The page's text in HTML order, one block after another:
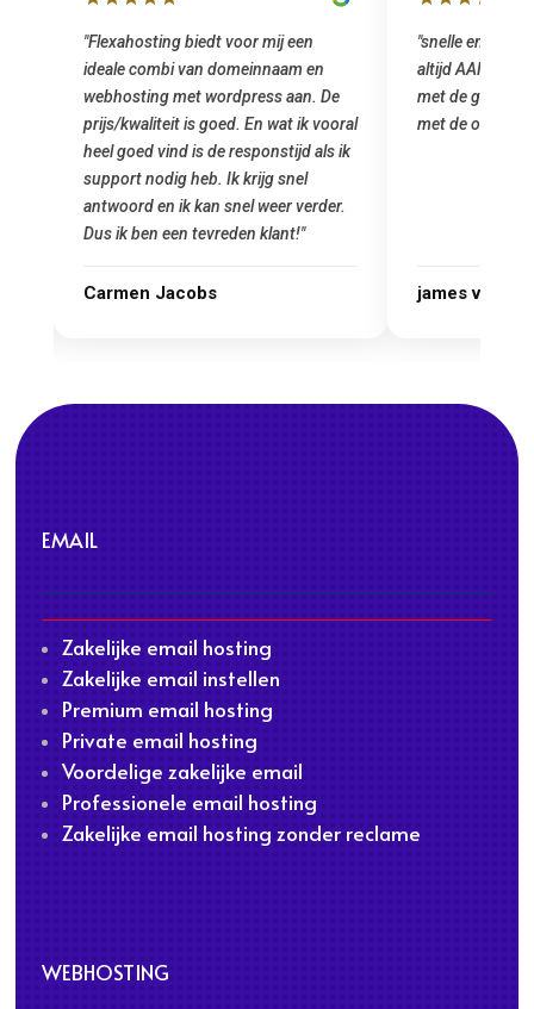
"snelle en vriendelijke service. staat
altijd AAN (: fijne prijzen vergeleken
met de grote jongens en dus nu al blij
met de overstap!"
james van oranje
"Top service. Ik
het installeren
was meteen
gemaakt. Top
Marcel Thijs
EMAIL
Zakelijke email hosting
Zakelijke email instellen
Premium email hosting
Private email hosting
Voordelige zakelijke email
Professionele email hosting
Zakelijke email hosting zonder reclame
WEBHOSTING